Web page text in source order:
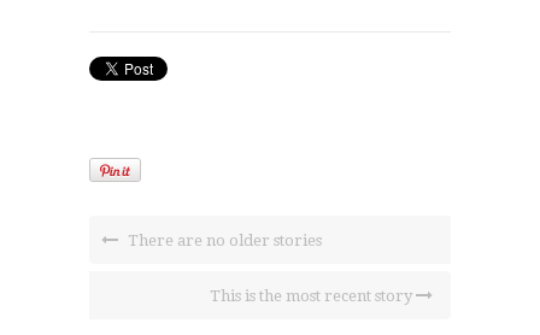
There are no older stories
This is the most recent story